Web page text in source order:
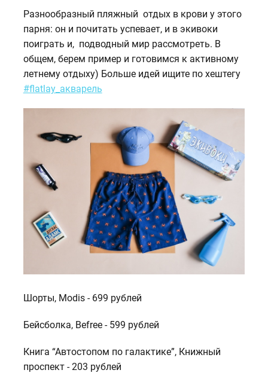
Разнообразный пляжный отдых в крови у этого
парня: он и почитать успевает, и в экивоки
поиграть и, подводный мир рассмотреть. В
общем, берем пример и готовимся к активному
летнему отдыху) Больше идей ищите по хештегу
#flatlay_акварель
Шорты, Modis - 699 рублей
Бейсболка, Befree - 599 рублей
Книга “Автостопом по галактике”, Книжный
проспект - 203 рублей